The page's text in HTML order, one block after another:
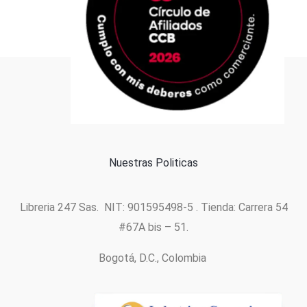
Formas de pago
Nuestras Politicas
Libreria 247 Sas. NIT: 901595498-5 . Tienda: Carrera 54
#67A bis – 51.
Bogotá, D.C., Colombia